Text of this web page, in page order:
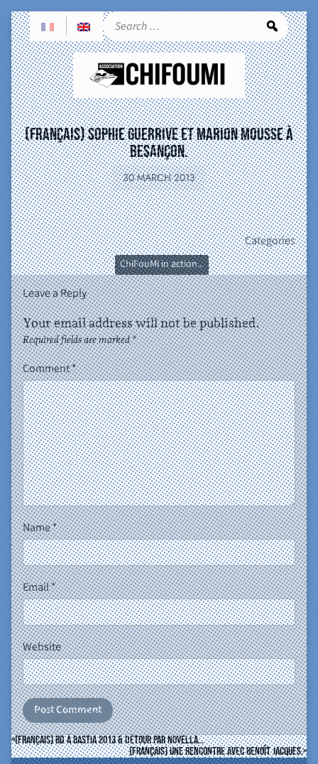
(Français) Sophie Guerrive et Marion Mousse à
Besançon.
30 MARCH 2013
Categories
ChiFouMi in action...
Leave a Reply
Your email address will not be published.
Required fields are marked*
Comment*
Name*
Email*
Website
(Français) BD à Bastia 2013 & détour par Novella…
(Français) Une rencontre avec Benoît Jacques.